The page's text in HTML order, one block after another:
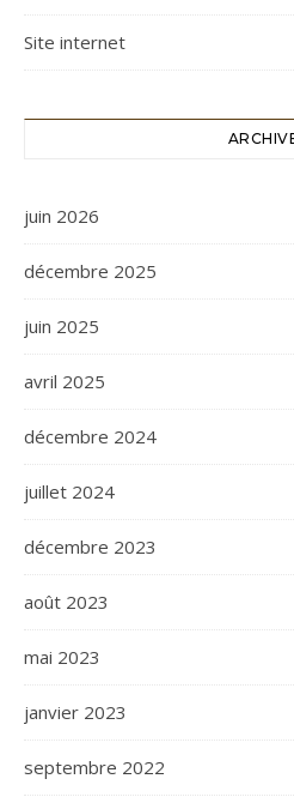
Site internet
juin 2026
décembre 2025
juin 2025
avril 2025
décembre 2024
juillet 2024
décembre 2023
août 2023
mai 2023
janvier 2023
septembre 2022